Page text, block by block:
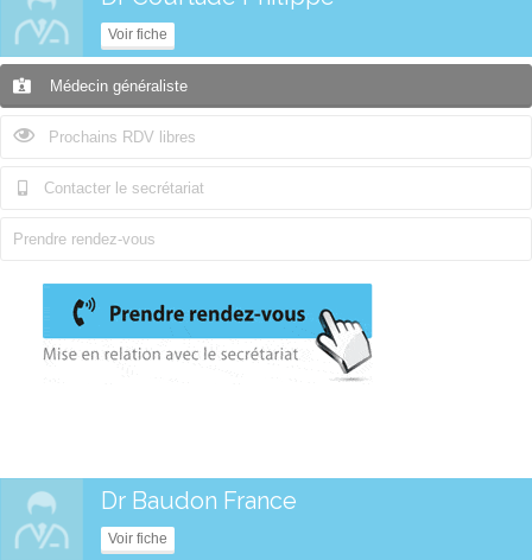
Voir fiche
Médecin généraliste
Prochains RDV libres
Contacter le secrétariat
Prendre rendez-vous
Dr Baudon France
Voir fiche